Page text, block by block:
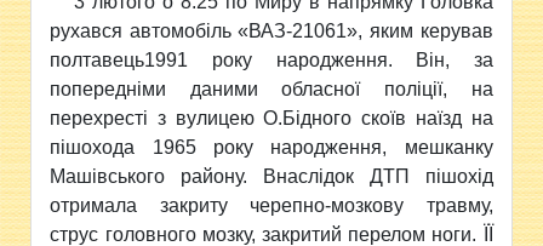
рухався автомобіль «ВАЗ-21061», яким керував
полтавець1991 року народження. Він, за
попередніми даними обласної поліції, на
перехресті з вулицею О.Бідного скоїв наїзд на
пішохода 1965 року народження, мешканку
Машівського району. Внаслідок ДТП пішохід
отримала закриту черепно-мозкову травму,
струс головного мозку, закритий перелом ноги. ЇЇ